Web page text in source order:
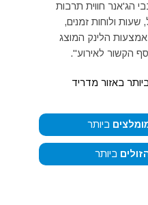
הג'אנר חווית תרבות
ולוחות זמנים,
הלינק המוצג
הקשור לאירוע".
באזור מדריד
ביותר
ביותר